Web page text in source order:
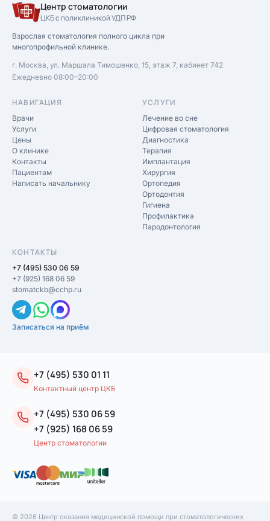
Центр стоматологии
ЦКБ с поликлиникой УДП РФ
Взрослая стоматология полного цикла при
многопрофильной клинике.
г. Москва, ул. Маршала Тимошенко, 15, этаж 7, кабинет 742
Ежедневно 08:00–20:00
НАВИГАЦИЯ
Врачи
Услуги
Цены
О клинике
Контакты
Пациентам
Написать начальнику
УСЛУГИ
Лечение во сне
Цифровая стоматология
Диагностика
Терапия
Имплантация
Хирургия
Ортопедия
Ортодонтия
Гигиена
Профилактика
Пародонтология
КОНТАКТЫ
+7 (495) 530 06 59
+7 (925) 168 06 59
stomatckb@cchp.ru
Записаться на приём
+7 (495) 530 01 11
Контактный центр ЦКБ
+7 (495) 530 06 59
+7 (925) 168 06 59
Центр стоматологии
© 2026 Центр оказания медицинской помощи при стоматологических